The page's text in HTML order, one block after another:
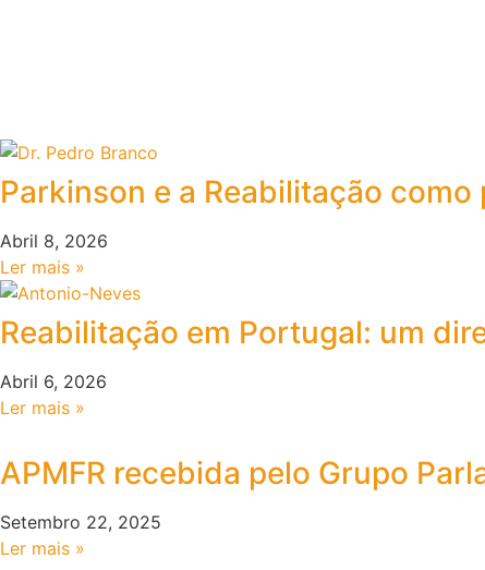
Parkinson e a Reabilitação
Abril 8, 2026
Ler mais »
Reabilitação em Portugal: um
Abril 6, 2026
Ler mais »
APMFR recebida pelo Grupo
Setembro 22, 2025
Ler mais »